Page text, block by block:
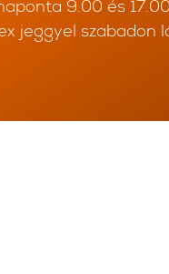
9.00 és
jeggyel szabadon